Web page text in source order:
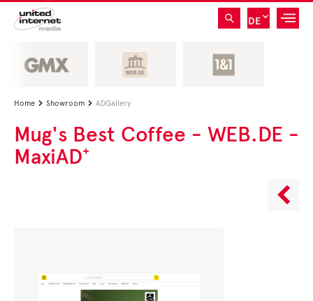
DE
Home  Showroom  ADGallery
Mug's Best Coffee - WEB.DE -
MaxiAD⁺
